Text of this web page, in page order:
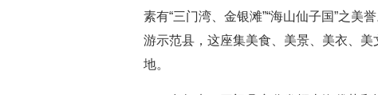
素有“三门湾、金银滩”“海山仙子国”之
游示范县，这座集美食、美景、美衣、
地。